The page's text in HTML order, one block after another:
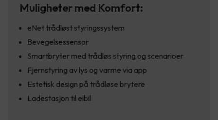
Muligheter med Komfort:
eNet trådløst styringssystem
Bevegelsessensor
Smartbryter med trådløs styring og scenarioer
Fjernstyring av lys og varme via app
Estetisk design på trådløse brytere
Ladestasjon til elbil